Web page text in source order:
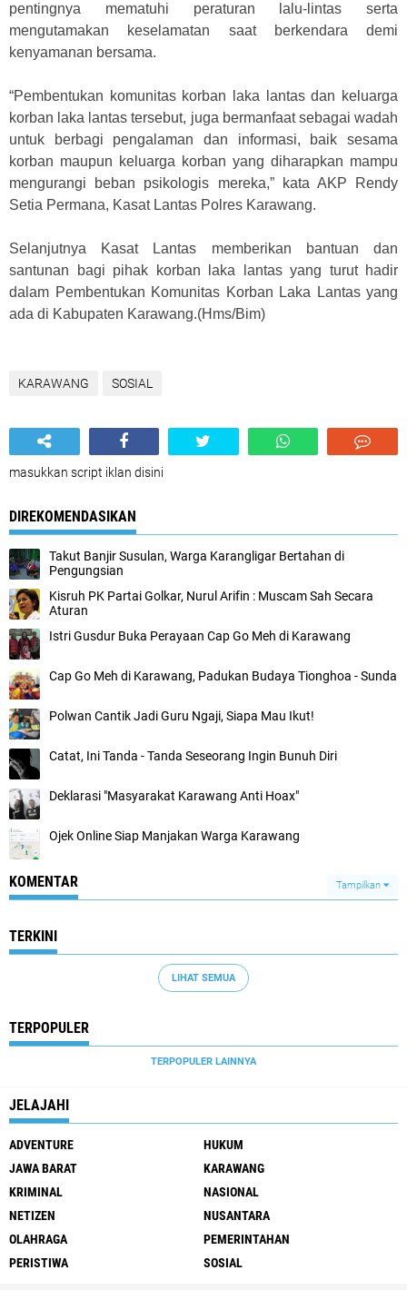
pentingnya mematuhi peraturan lalu-lintas serta
mengutamakan keselamatan saat berkendara demi
kenyamanan bersama.
“Pembentukan komunitas korban laka lantas dan keluarga
korban laka lantas tersebut, juga bermanfaat sebagai wadah
untuk berbagi pengalaman dan informasi, baik sesama
korban maupun keluarga korban yang diharapkan mampu
mengurangi beban psikologis mereka,” kata AKP Rendy
Setia Permana, Kasat Lantas Polres Karawang.
Selanjutnya Kasat Lantas memberikan bantuan dan
santunan bagi pihak korban laka lantas yang turut hadir
dalam Pembentukan Komunitas Korban Laka Lantas yang
ada di Kabupaten Karawang.(Hms/Bim)
KARAWANG SOSIAL
masukkan script iklan disini
DIREKOMENDASIKAN
Takut Banjir Susulan, Warga Karangligar Bertahan di
Pengungsian
Kisruh PK Partai Golkar, Nurul Arifin : Muscam Sah Secara
Aturan
Istri Gusdur Buka Perayaan Cap Go Meh di Karawang
Cap Go Meh di Karawang, Padukan Budaya Tionghoa - Sunda
Polwan Cantik Jadi Guru Ngaji, Siapa Mau Ikut!
Catat, Ini Tanda - Tanda Seseorang Ingin Bunuh Diri
Deklarasi "Masyarakat Karawang Anti Hoax"
Ojek Online Siap Manjakan Warga Karawang
KOMENTAR Tampilkan
TERKINI
LIHAT SEMUA
TERPOPULER
TERPOPULER LAINNYA
JELAJAHI
ADVENTURE
HUKUM
JAWA BARAT
KARAWANG
KRIMINAL
NASIONAL
NETIZEN
NUSANTARA
OLAHRAGA
PEMERINTAHAN
PERISTIWA
SOSIAL